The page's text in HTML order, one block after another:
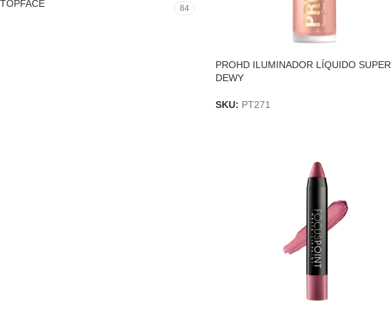
TOPFACE 84
PROHD ILUMINADOR LÍQUIDO SUPER
DEWY
SKU: PT271